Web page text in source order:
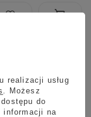
realizacji usług
. Możesz
do
informacji na